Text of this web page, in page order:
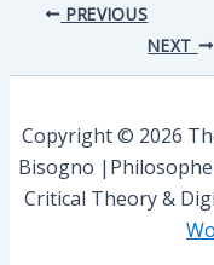
PREVIOUS
NEXT
Copyright © 2026
Bisogno
Critical Theory &